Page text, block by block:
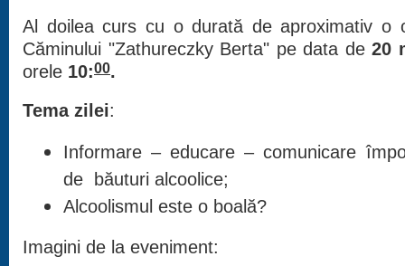
Al doilea curs cu o durată de aproximativ o
Căminului "Zathureczky Berta" pe data de 20
orele 10:00.
Tema zilei:
Informare – educare – comunicare
de
băuturi alcoolice;
Alcoolismul este o boală?
Imagini de la eveniment: